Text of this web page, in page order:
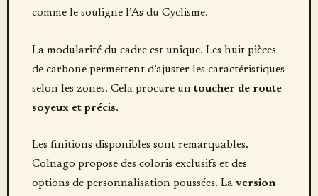
comme le souligne l’As du Cyclisme.
La modularité du cadre est unique. Les huit pièces
de carbone permettent d’ajuster les caractéristiques
selon les zones. Cela procure un toucher de route
soyeux et précis.
Les finitions disponibles sont remarquables.
Colnago propose des coloris exclusifs et des
options de personnalisation poussées. La version